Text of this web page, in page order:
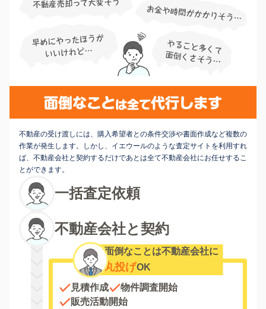
不動産の受け渡しには、購入希望者との条件交渉や書面作成など複数の
作業が発生します。しかし、イエウールのような査定サイトを利用すれ
ば、不動産会社と契約するだけであとは全て不動産会社にお任せするこ
とができます。
一括査定依頼
不動産会社と契約
面倒なことは不動産会社に
丸投げOK
見積作成
物件調査開始
販売活動開始